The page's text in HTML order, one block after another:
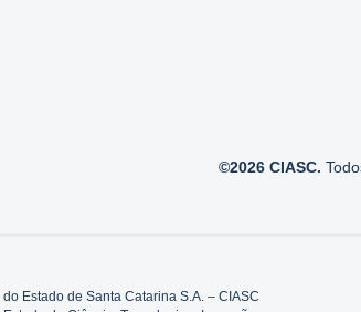
©2026 CIASC.
Estado de Santa Catarina S.A. – CIASC